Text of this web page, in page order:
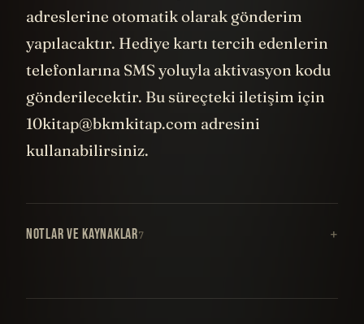
adreslerine otomatik olarak gönderim
yapılacaktır. Hediye kartı tercih edenlerin
telefonlarına SMS yoluyla aktivasyon kodu
gönderilecektir. Bu süreçteki iletişim için
10kitap@bkmkitap.com adresini
kullanabilirsiniz.
NOTLAR VE KAYNAKLAR7